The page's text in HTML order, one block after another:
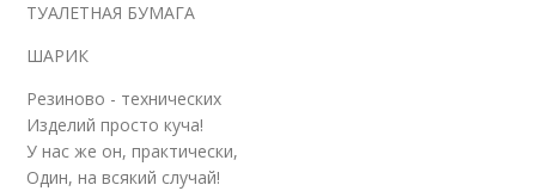
ТУАЛЕТНАЯ БУМАГА
ШАРИК
Резиново - технических
Изделий просто куча!
У нас же он, практически,
Один, на всякий случай!